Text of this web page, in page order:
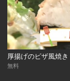
厚揚げのピザ風焼
無料